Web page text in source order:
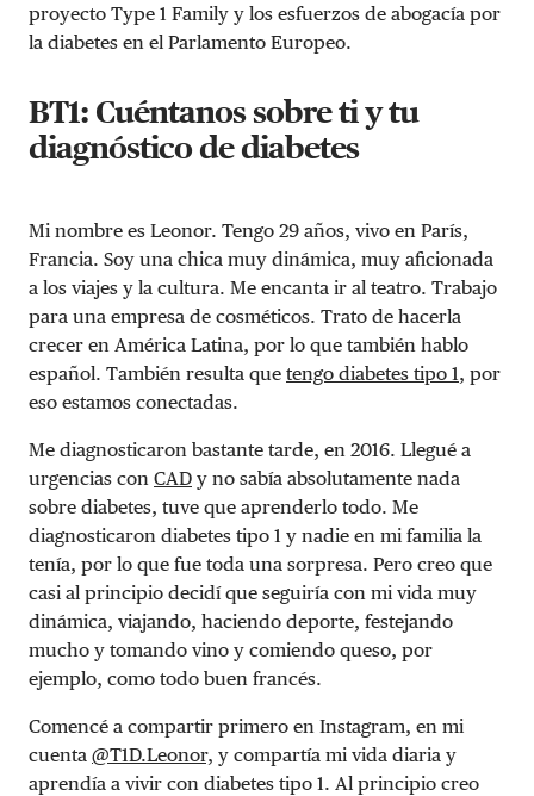
proyecto Type 1 Family y los esfuerzos de abogacía por
la diabetes en el Parlamento Europeo.
BT1: Cuéntanos sobre ti y tu
diagnóstico de diabetes
Mi nombre es Leonor. Tengo 29 años, vivo en París,
Francia. Soy una chica muy dinámica, muy aficionada
a los viajes y la cultura. Me encanta ir al teatro. Trabajo
para una empresa de cosméticos. Trato de hacerla
crecer en América Latina, por lo que también hablo
español. También resulta que tengo diabetes tipo 1, por
eso estamos conectadas.
Me diagnosticaron bastante tarde, en 2016. Llegué a
urgencias con CAD y no sabía absolutamente nada
sobre diabetes, tuve que aprenderlo todo. Me
diagnosticaron diabetes tipo 1 y nadie en mi familia la
tenía, por lo que fue toda una sorpresa. Pero creo que
casi al principio decidí que seguiría con mi vida muy
dinámica, viajando, haciendo deporte, festejando
mucho y tomando vino y comiendo queso, por
ejemplo, como todo buen francés.
Comencé a compartir primero en Instagram, en mi
cuenta @T1D.Leonor, y compartía mi vida diaria y
aprendía a vivir con diabetes tipo 1. Al principio creo